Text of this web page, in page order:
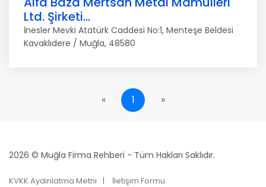
Ltd. Şirketi...
İnesler Mevki Atatürk Caddesi No:1, Menteşe Beldesi
Kavaklıdere / Muğla, 48580
« 1 »
2026 © Muğla Firma Rehberi - Tüm Hakları Saklıdır.
KVKK Aydınlatma Metni İletişim Formu